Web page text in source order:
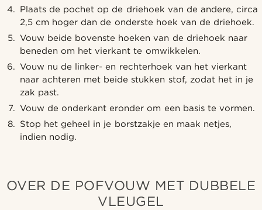
Plaats de pochet op de driehoek van de andere, circa
2,5 cm hoger dan de onderste hoek van de driehoek.
Vouw beide bovenste hoeken van de driehoek naar
beneden om het vierkant te omwikkelen.
Vouw nu de linker- en rechterhoek van het vierkant
naar achteren met beide stukken stof, zodat het in je
zak past.
Vouw de onderkant eronder om een basis te vormen.
Stop het geheel in je borstzakje en maak netjes,
indien nodig.
OVER DE POFVOUW MET DUBBELE
VLEUGEL